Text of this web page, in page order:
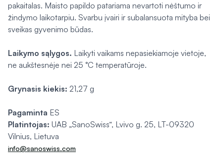
pakaitalas. Maisto papildo patariama nevartoti nėštumo ir
žindymo laikotarpiu. Svarbu įvairi ir subalansuota mityba bei
sveikas gyvenimo būdas.
Laikymo sąlygos. Laikyti vaikams nepasiekiamoje vietoje,
ne aukštesnėje nei 25 °C temperatūroje.
Grynasis kiekis: 21,27 g
Pagaminta ES
Platintojas: UAB „SanoSwiss“, Lvivo g. 25, LT-09320
Vilnius, Lietuva
info@sanoswiss.com